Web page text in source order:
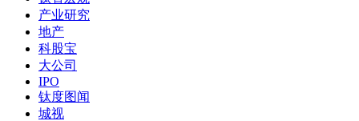
产业研究
地产
科股宝
大公司
IPO
钛度图闻
城视